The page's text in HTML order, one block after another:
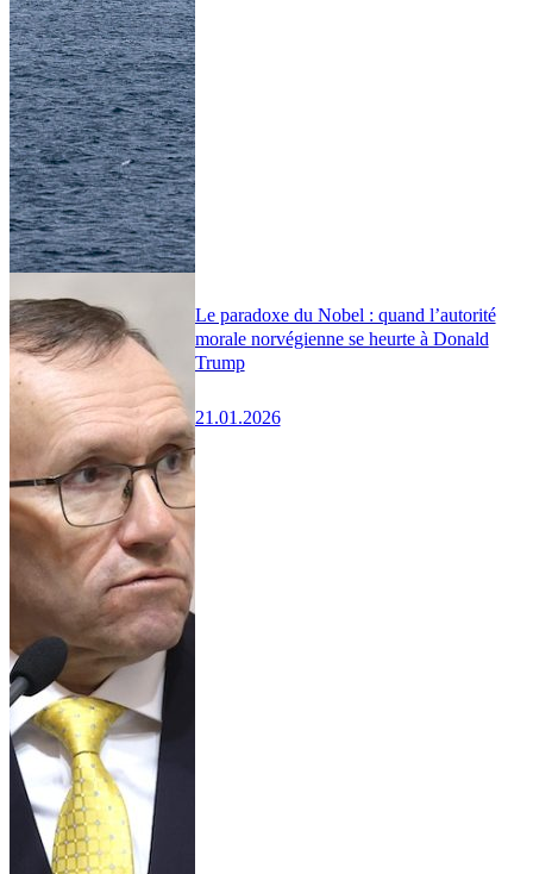
Le paradoxe du Nobel : quand l’autorité
morale norvégienne se heurte à Donald
Trump
21.01.2026